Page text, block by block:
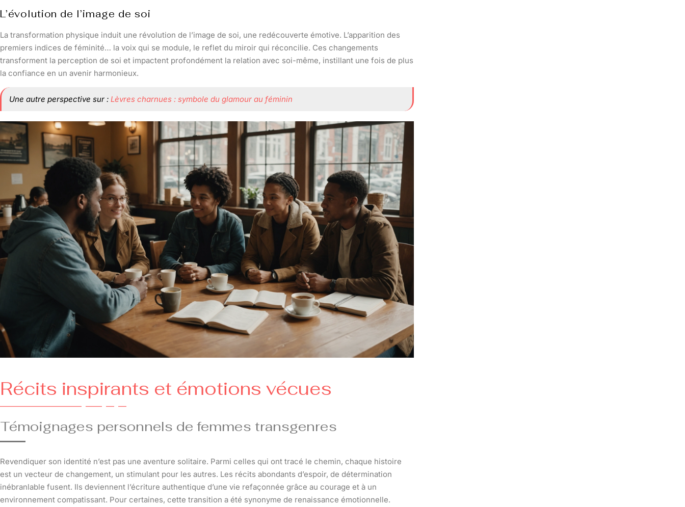
L’évolution de l’image de soi
La transformation physique induit une révolution de l’image de soi, une redécouverte émotive. L’apparition des
premiers indices de féminité… la voix qui se module, le reflet du miroir qui réconcilie. Ces changements
transforment la perception de soi et impactent profondément la relation avec soi-même, instillant une fois de plus
la confiance en un avenir harmonieux.
Une autre perspective sur : Lèvres charnues : symbole du glamour au féminin
Récits inspirants et émotions vécues
Témoignages personnels de femmes transgenres
Revendiquer son identité n’est pas une aventure solitaire. Parmi celles qui ont tracé le chemin, chaque histoire
est un vecteur de changement, un stimulant pour les autres. Les récits abondants d’espoir, de détermination
inébranlable fusent. Ils deviennent l’écriture authentique d’une vie refaçonnée grâce au courage et à un
environnement compatissant. Pour certaines, cette transition a été synonyme de renaissance émotionnelle.